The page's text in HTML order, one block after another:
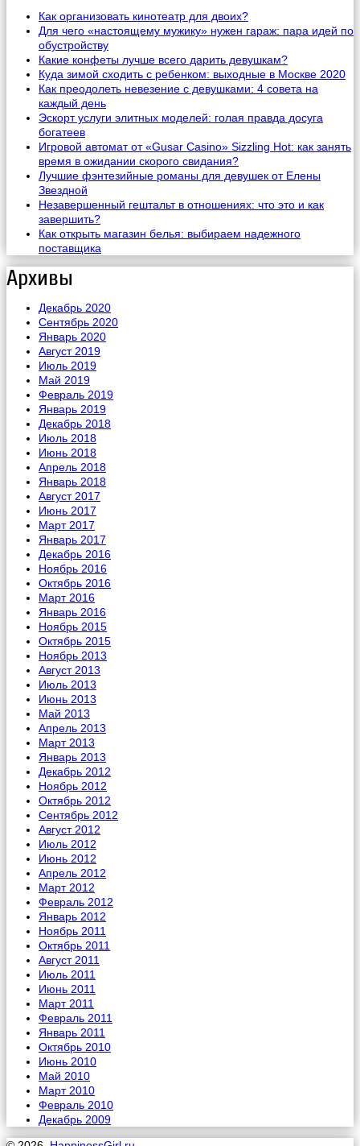
Как организовать кинотеатр для двоих?
Для чего «настоящему мужику» нужен гараж: пара идей по
обустройству
Какие конфеты лучше всего дарить девушкам?
Куда зимой сходить с ребенком: выходные в Москве 2020
Как преодолеть невезение с девушками: 4 совета на
каждый день
Эскорт услуги элитных моделей: голая правда досуга
богатеев
Игровой автомат от «Gusar Casino» Sizzling Hot: как занять
время в ожидании скорого свидания?
Лучшие фэнтезийные романы для девушек от Елены
Звездной
Незавершенный гештальт в отношениях: что это и как
завершить?
Как открыть магазин белья: выбираем надежного
поставщика
Архивы
Декабрь 2020
Сентябрь 2020
Январь 2020
Август 2019
Июль 2019
Май 2019
Февраль 2019
Январь 2019
Декабрь 2018
Июль 2018
Июнь 2018
Апрель 2018
Январь 2018
Август 2017
Июнь 2017
Март 2017
Январь 2017
Декабрь 2016
Ноябрь 2016
Октябрь 2016
Март 2016
Январь 2016
Ноябрь 2015
Октябрь 2015
Ноябрь 2013
Август 2013
Июль 2013
Июнь 2013
Май 2013
Апрель 2013
Март 2013
Январь 2013
Декабрь 2012
Ноябрь 2012
Октябрь 2012
Сентябрь 2012
Август 2012
Июль 2012
Июнь 2012
Апрель 2012
Март 2012
Февраль 2012
Январь 2012
Ноябрь 2011
Октябрь 2011
Август 2011
Июль 2011
Июнь 2011
Март 2011
Февраль 2011
Январь 2011
Октябрь 2010
Июнь 2010
Май 2010
Март 2010
Февраль 2010
Декабрь 2009